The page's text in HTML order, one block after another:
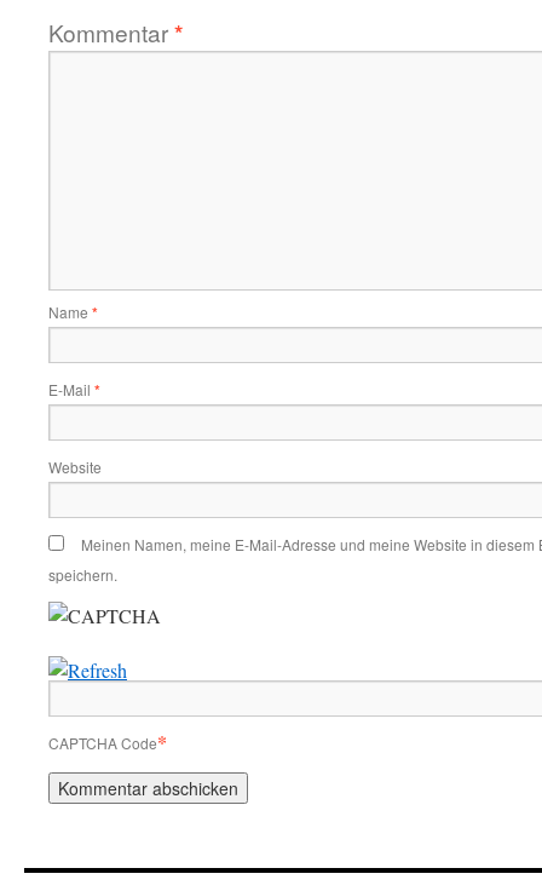
Kommentar*
Name *
E-Mail *
Website
Meinen Namen, meine E-Mail-Adresse und meine Website in
speichern.
CAPTCHA Code*